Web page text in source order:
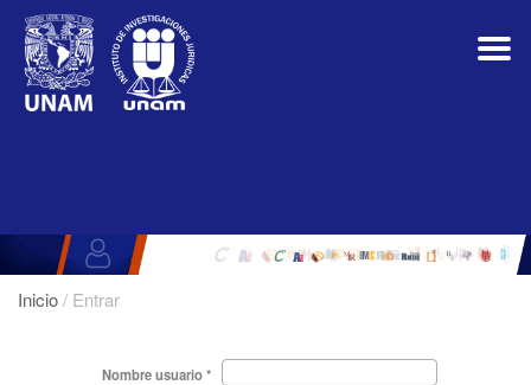
Navegación
principal
Contenido
principal
Barra
Inicio/ Entrar
Entrar
Nombre usuario*
Obligatorio